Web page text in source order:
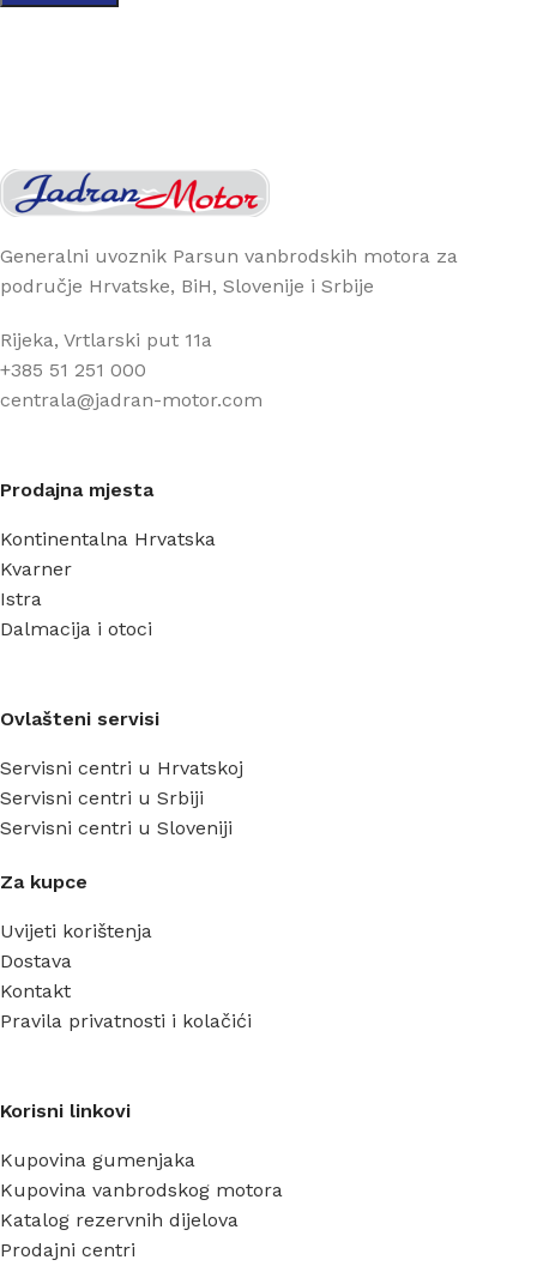
Generalni uvoznik Parsun vanbrodskih motora za
područje Hrvatske, BiH, Slovenije i Srbije
Rijeka, Vrtlarski put 11a
+385 51 251 000
centrala@jadran-motor.com
Prodajna mjesta
Kontinentalna Hrvatska
Kvarner
Istra
Dalmacija i otoci
Ovlašteni servisi
Servisni centri u Hrvatskoj
Servisni centri u Srbiji
Servisni centri u Sloveniji
Za kupce
Uvijeti korištenja
Dostava
Kontakt
Pravila privatnosti i kolačići
Korisni linkovi
Kupovina gumenjaka
Kupovina vanbrodskog motora
Katalog rezervnih dijelova
Prodajni centri